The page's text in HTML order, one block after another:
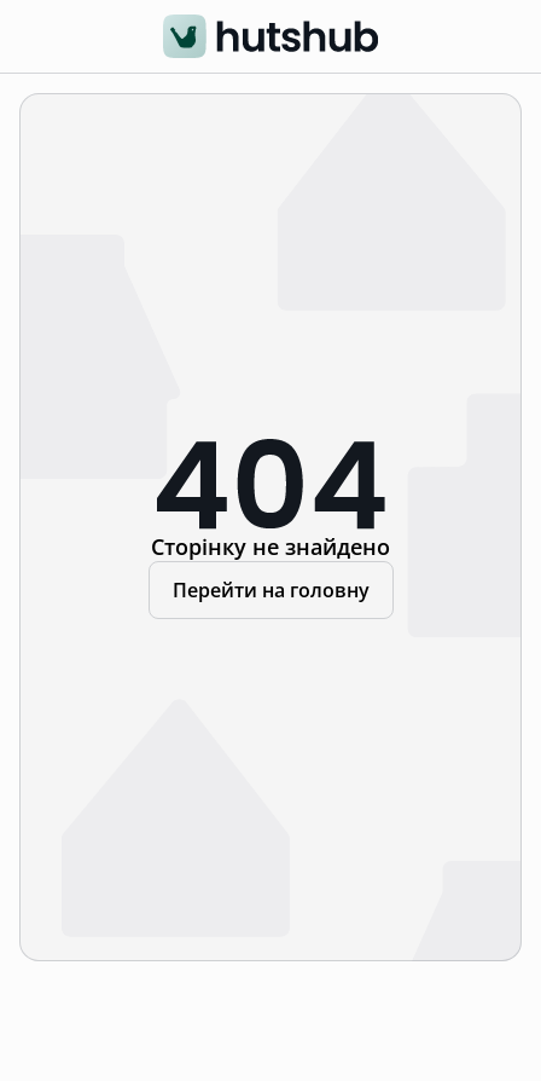
Сторінку не знайдено
Перейти на головну